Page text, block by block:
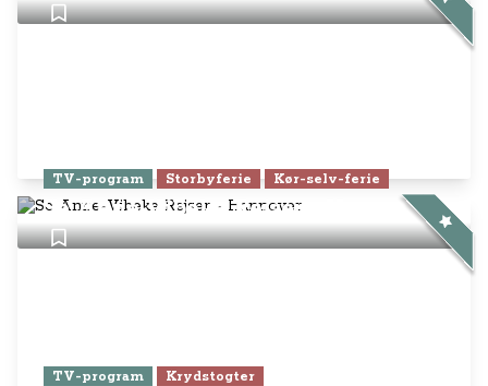
TV-program Storbyferie Kør-selv-ferie
Se Anne-Vibeke Rejser - Hannover
TV-program Krydstogter